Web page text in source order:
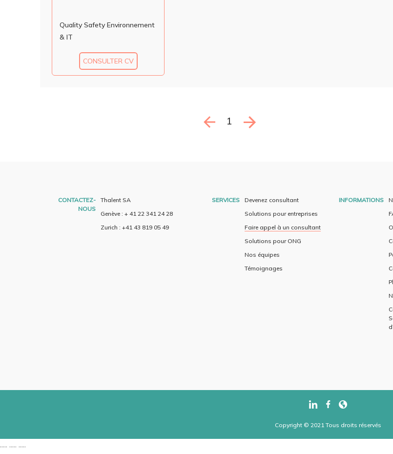
Quality Safety Environnement
& IT
CONSULTER CV
1
CONTACTEZ-
NOUS
Thalent SA
Genève : + 41 22 341 24 28
Zurich : +41 43 819 05 49
SERVICES
Devenez consultant
Solutions pour entreprises
Faire appel à un consultant
Solutions pour ONG
Nos équipes
Témoignages
INFORMATIONS
Copyright © 2021 Tous droits réservés